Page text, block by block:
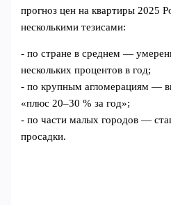
прогноз цен на квартиры 2025
несколькими тезисами:
- по стране в среднем —
нескольких процентов в год;
- по крупным агломерациям —
«плюс 20–30 % за год»;
- по части малых городов —
просадки.